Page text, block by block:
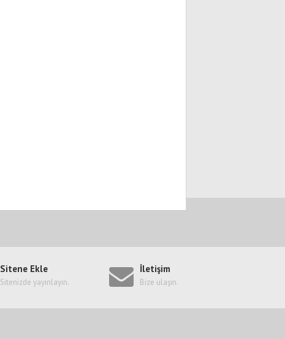
Sitene Ekle
Sitenizde yayınlayın.
İletişim
Bize ulaşın.